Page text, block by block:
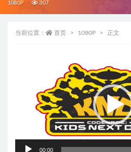
1080P 307
当前位置： 首页 1080P 正文
00:00